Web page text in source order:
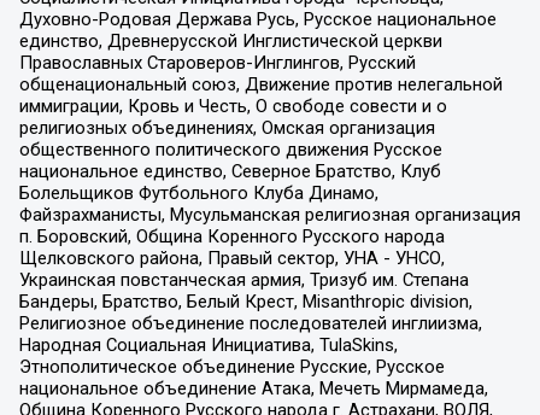
Духовно-Родовая Держава Русь, Русское национальное
единство, Древнерусской Инглистической церкви
Православных Староверов-Инглингов, Русский
общенациональный союз, Движение против нелегальной
иммиграции, Кровь и Честь, О свободе совести и о
религиозных объединениях, Омская организация
общественного политического движения Русское
национальное единство, Северное Братство, Клуб
Болельщиков Футбольного Клуба Динамо,
Файзрахманисты, Мусульманская религиозная организация
п. Боровский, Община Коренного Русского народа
Щелковского района, Правый сектор, УНА - УНСО,
Украинская повстанческая армия, Тризуб им. Степана
Бандеры, Братство, Белый Крест, Misanthropic division,
Религиозное объединение последователей инглиизма,
Народная Социальная Инициатива, TulaSkins,
Этнополитическое объединение Русские, Русское
национальное объединение Атака, Мечеть Мирмамеда,
Община Коренного Русского народа г. Астрахани, ВОЛЯ,